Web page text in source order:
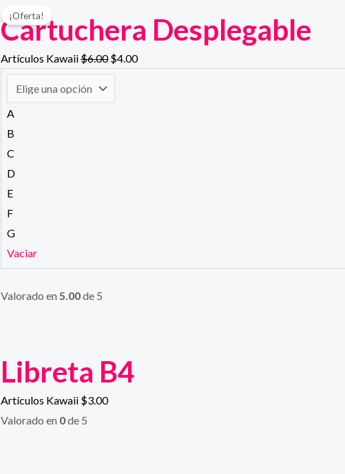
¡Oferta!
Cartuchera Desplegable
Artículos Kawaii$6.00 $4.00
A
B
C
D
E
F
G
Vaciar
Valorado en 5.00de 5
Libreta B4
Artículos Kawaii $3.00
Valorado en 0de 5